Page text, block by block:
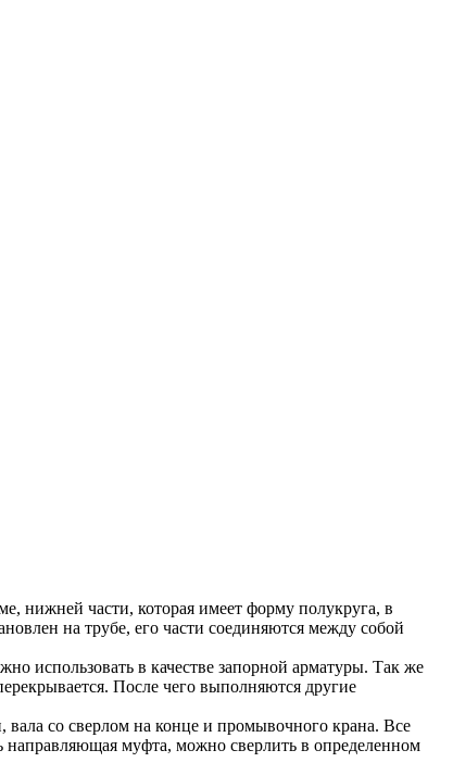
нижней части, которая имеет форму полукруга, в
на трубе, его части соединяются между собой
использовать в качестве запорной арматуры. Так же
После чего выполняются другие
со сверлом на конце и промывочного крана. Все
направляющая муфта, можно сверлить в определенном